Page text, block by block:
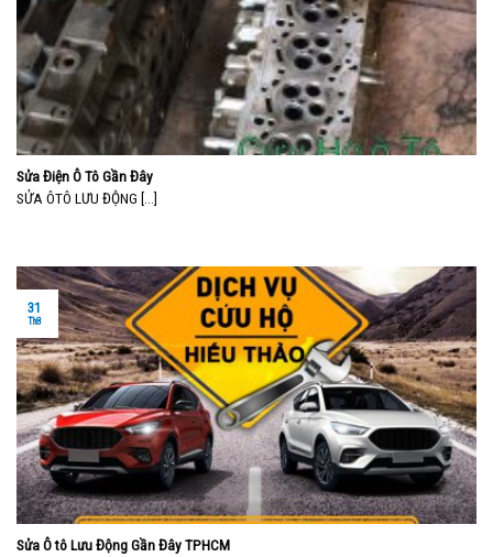
Sửa Điện Ô Tô Gần Đây
SỬA ÔTÔ LƯU ĐỘNG [...]
Sửa Ô tô Lưu Động Gần Đây TPHCM
31
Th8